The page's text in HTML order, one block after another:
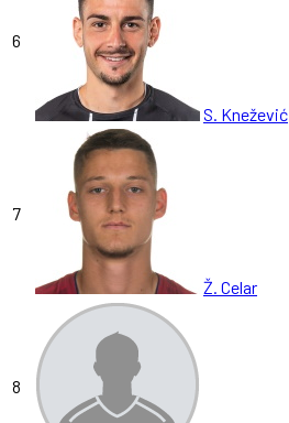
6
S. Knežević
7
Ž. Celar
8